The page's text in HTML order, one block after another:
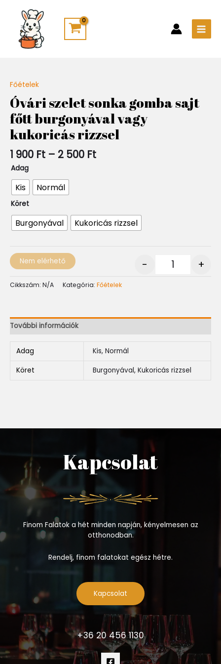
content
Főételek
Óvári szelet sonka gomba sajt
főtt burgonyával vagy
kukoricás rizzsel
1 900 Ft – 2 500 Ft
900 Ft
-
2
500 Ft
Adag
Kis Normál
Köret
Burgonyával Kukoricás rizzsel
- +
Nem elérhető
Cikkszám: N/A Kategória: Főételek
További információk
Adag Kis, Normál
Köret Burgonyával, Kukoricás rizzsel
Kapcsolat
Finom Falatok a hét minden napján, kényelmesen az
otthonodban.
Rendelj, finom falatokat egész hétre.
Kapcsolat
+36 20 456 1130